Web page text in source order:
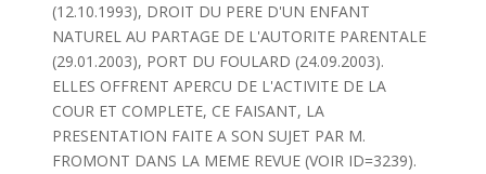
(12.10.1993), DROIT DU PERE D'UN ENFANT
NATUREL AU PARTAGE DE L'AUTORITE PARENTALE
(29.01.2003), PORT DU FOULARD (24.09.2003).
ELLES OFFRENT APERCU DE L'ACTIVITE DE LA
COUR ET COMPLETE, CE FAISANT, LA
PRESENTATION FAITE A SON SUJET PAR M.
FROMONT DANS LA MEME REVUE (VOIR ID=3239).